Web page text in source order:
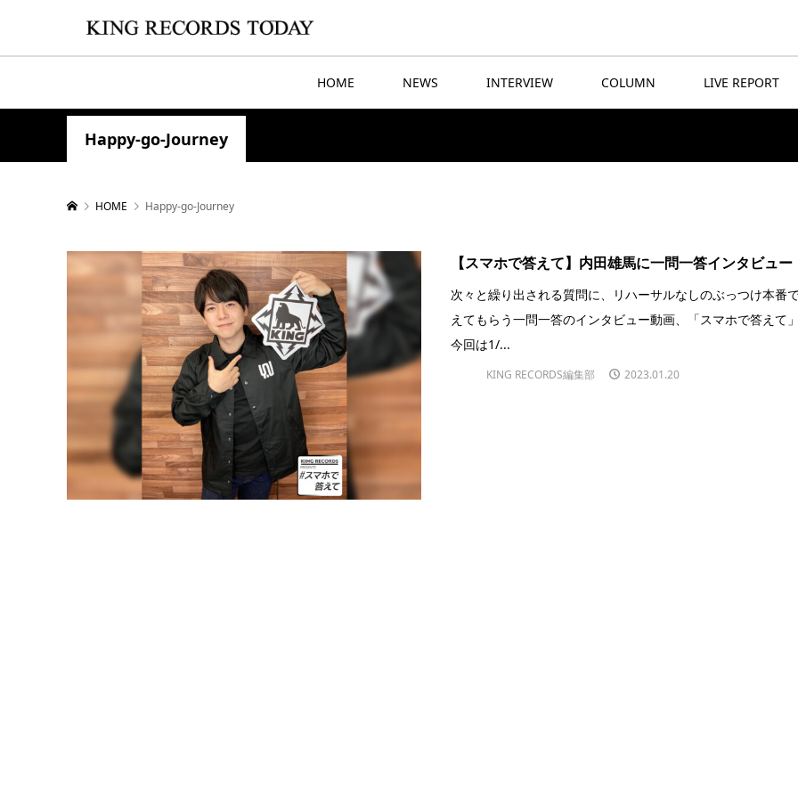
HOME NEWS INTERVIEW COLUMN LIVE REPORT
Happy-go-Journey
HOME Happy-go-Journey
【スマホで答えて】内田雄馬に一問一答インタビュー
次々と繰り出される質問に、リハーサルなしのぶっつけ本番
えてもらう一問一答のインタビュー動画、「スマホで答えて
今回は1/...
KING RECORDS編集部 2023.01.20